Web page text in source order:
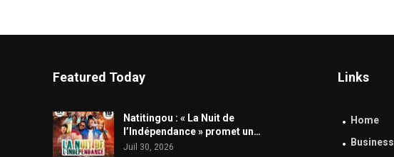
Featured Today
​Natitingou : « La Nuit de
l’Indépendance » promet un…
Juil 30, 2026
Links
Home
Business